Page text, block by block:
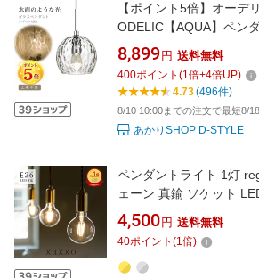
【ポイント5倍】オーデ
ODELIC【AQUA】ペン
リーズ OP252545LR 引
OP252546LR ダクトレ
電球色 白熱灯40W相当
ダイニング 水面 ウォータ
8,899 円 送料無料
400ポイント (1倍+4倍UP)
4.73(496件)
8/10 10:00までの注文で最短8/
あかりSHOP D-STYLE
ペンダントライト 1灯
ェーン 真鍮 ソケット
れ シーリング ダクトレ
げ 照明器具 間接照明 ダ
関 寝室 トイレ 廊下 階
不要 かわいい リビング
4,500 円 送料無料
40ポイント (1倍)